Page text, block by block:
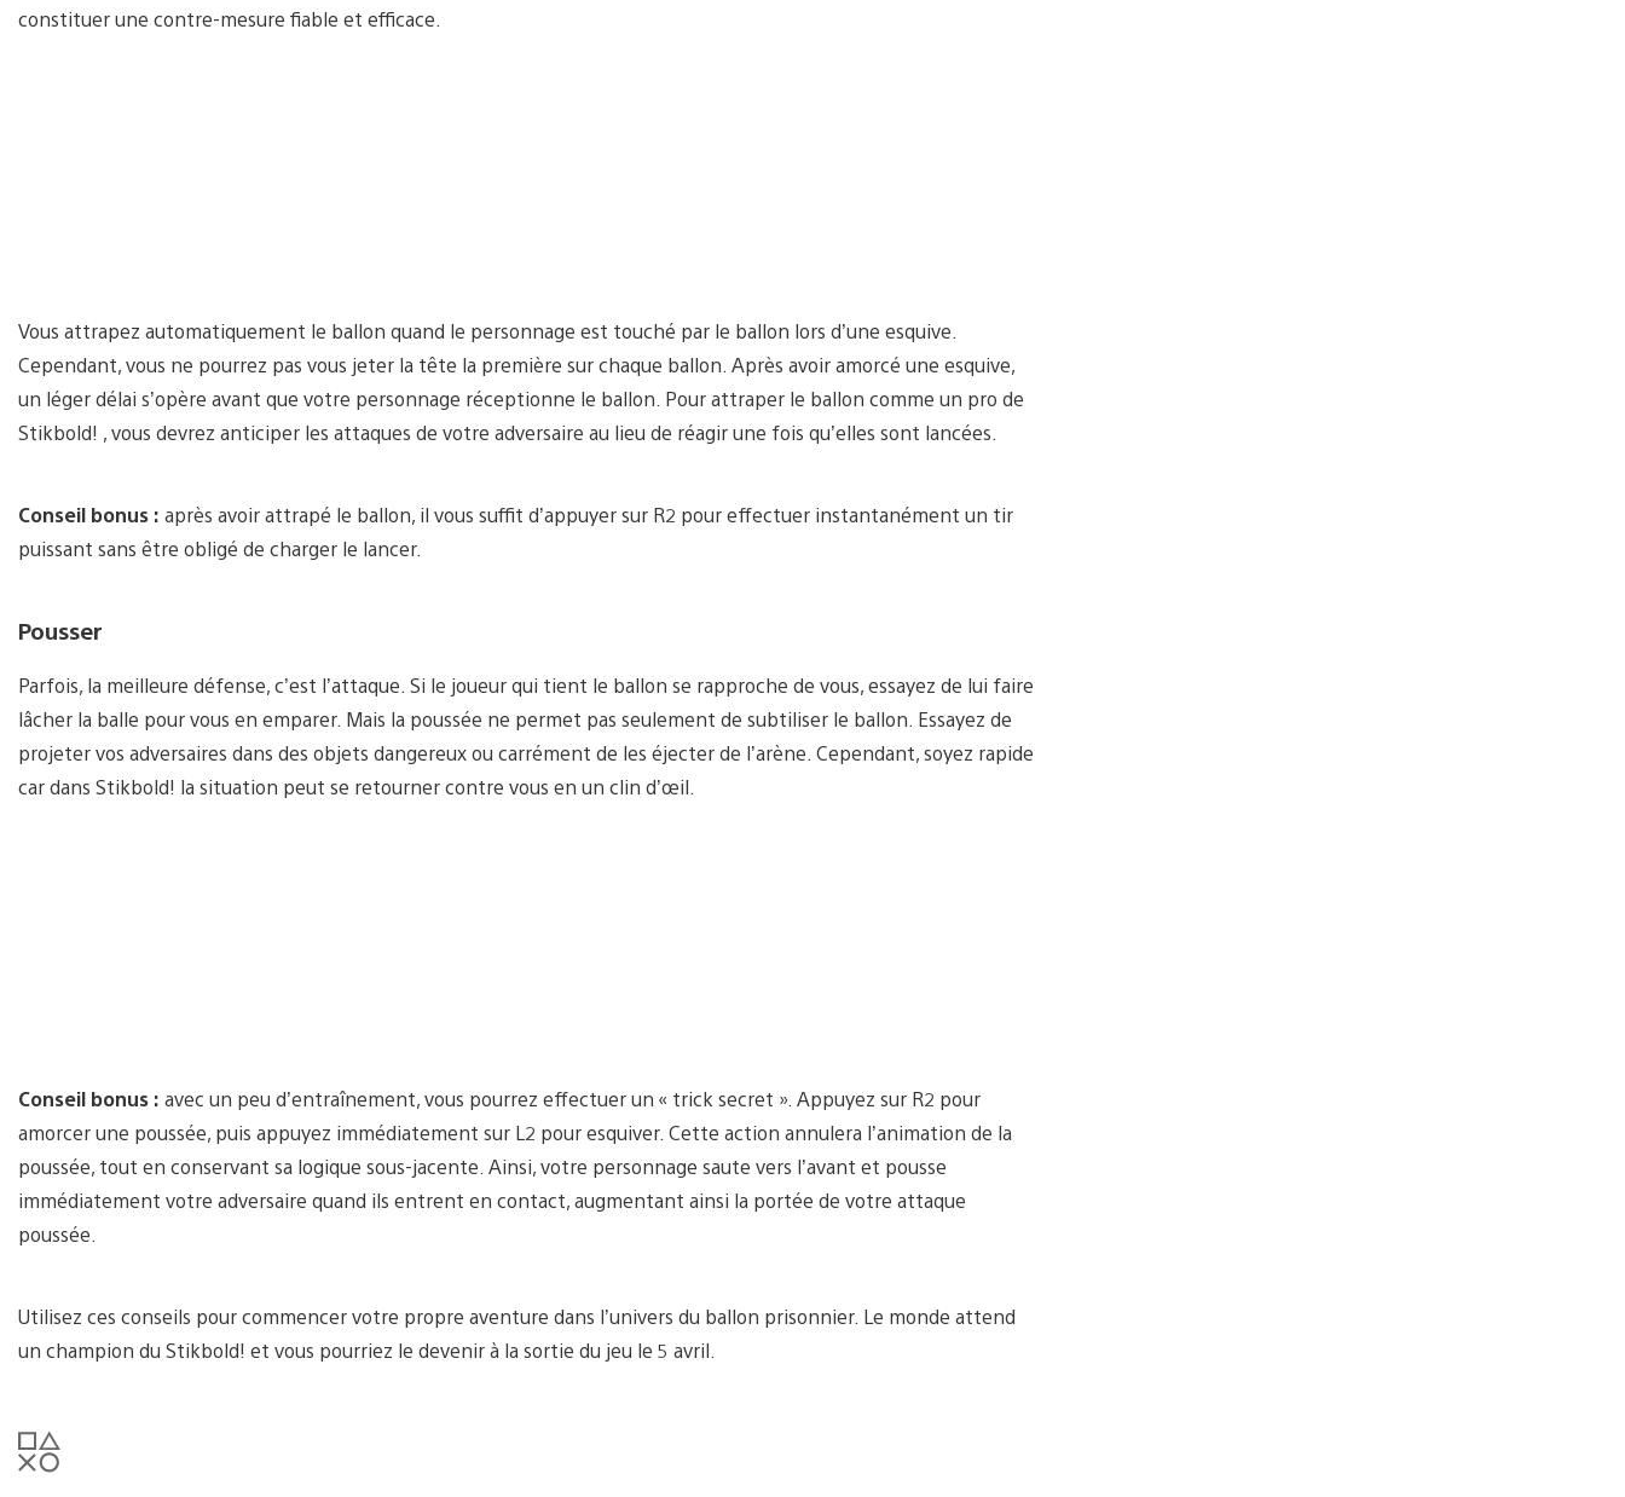
constituer une contre-mesure fiable et efficace.
Vous attrapez automatiquement le ballon quand le personnage est touché par le ballon lors d’une esquive.
Cependant, vous ne pourrez pas vous jeter la tête la première sur chaque ballon. Après avoir amorcé une esquive,
un léger délai s’opère avant que votre personnage réceptionne le ballon. Pour attraper le ballon comme un pro de
Stikbold! , vous devrez anticiper les attaques de votre adversaire au lieu de réagir une fois qu’elles sont lancées.
Conseil bonus : après avoir attrapé le ballon, il vous suffit d’appuyer sur R2 pour effectuer instantanément un tir
puissant sans être obligé de charger le lancer.
Pousser
Parfois, la meilleure défense, c’est l’attaque. Si le joueur qui tient le ballon se rapproche de vous, essayez de lui faire
lâcher la balle pour vous en emparer. Mais la poussée ne permet pas seulement de subtiliser le ballon. Essayez de
projeter vos adversaires dans des objets dangereux ou carrément de les éjecter de l’arène. Cependant, soyez rapide
car dans Stikbold! la situation peut se retourner contre vous en un clin d’œil.
Conseil bonus : avec un peu d’entraînement, vous pourrez effectuer un « trick secret ». Appuyez sur R2 pour
amorcer une poussée, puis appuyez immédiatement sur L2 pour esquiver. Cette action annulera l’animation de la
poussée, tout en conservant sa logique sous-jacente. Ainsi, votre personnage saute vers l’avant et pousse
immédiatement votre adversaire quand ils entrent en contact, augmentant ainsi la portée de votre attaque
poussée.
Utilisez ces conseils pour commencer votre propre aventure dans l’univers du ballon prisonnier. Le monde attend
un champion du Stikbold! et vous pourriez le devenir à la sortie du jeu le 5 avril.